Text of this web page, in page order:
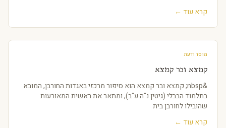
קרא עוד ←
מוסר ודעת
קמצא ובר קמצא
&nbsp; קמצא ובר קמצא הוא סיפור מרכזי באגדות החורבן, המובא
בתלמוד הבבלי (גיטין נ"ה ע"ב), ומתאר את ראשית המאורעות
שהובילו לחורבן בית
קרא עוד ←